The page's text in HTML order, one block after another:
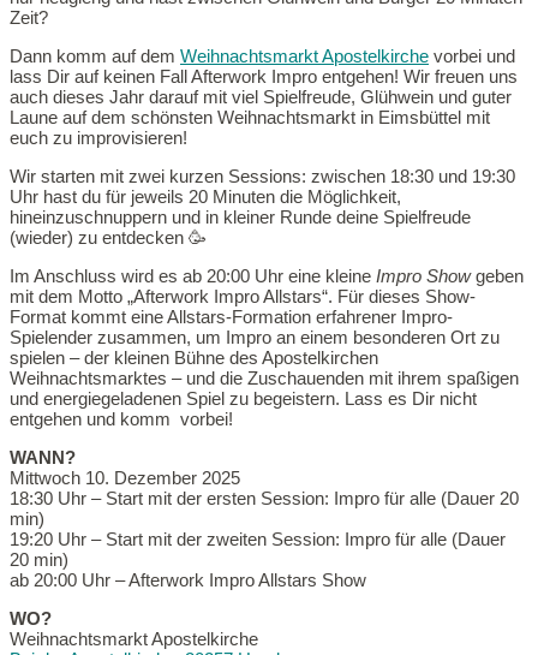
Zeit?
Dann komm auf dem Weihnachtsmarkt Apostelkirche vorbei und
lass Dir auf keinen Fall Afterwork Impro entgehen! Wir freuen uns
auch dieses Jahr darauf mit viel Spielfreude, Glühwein und guter
Laune auf dem schönsten Weihnachtsmarkt in Eimsbüttel mit
euch zu improvisieren!
Wir starten mit zwei kurzen Sessions: zwischen 18:30 und 19:30
Uhr hast du für jeweils 20 Minuten die Möglichkeit,
hineinzuschnuppern und in kleiner Runde deine Spielfreude
(wieder) zu entdecken 🥳
Im Anschluss wird es ab 20:00 Uhr eine kleine Impro Showgeben
mit dem Motto „Afterwork Impro Allstars“. Für dieses Show-
Format kommt eine Allstars-Formation erfahrener Impro-
Spielender zusammen, um Impro an einem besonderen Ort zu
spielen – der kleinen Bühne des Apostelkirchen
Weihnachtsmarktes – und die Zuschauenden mit ihrem spaßigen
und energiegeladenen Spiel zu begeistern. Lass es Dir nicht
entgehen und komm vorbei!
WANN?
Mittwoch 10. Dezember 2025
18:30 Uhr – Start mit der ersten Session: Impro für alle (Dauer 20
min)
19:20 Uhr – Start mit der zweiten Session: Impro für alle (Dauer
20 min)
ab 20:00 Uhr – Afterwork Impro Allstars Show
WO?
Weihnachtsmarkt Apostelkirche